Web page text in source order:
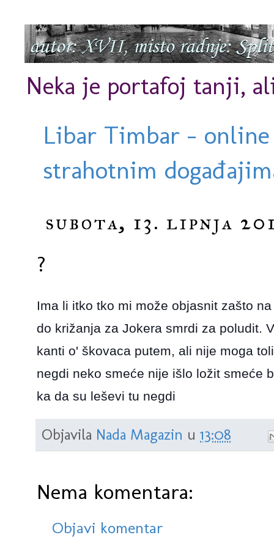
Neka je portafoj tanji,
Libar Timbar -
strahotnim
subota, 13. lipnja
?
Ima li itko tko mi može objasnit zašto
do križanja za Jokera smrdi za poludit.
kanti o' škovaca putem, ali nije moga
negdi neko smeće nije išlo ložit smeće
ka da su leševi tu negdi
Objavila Nada Magazin u 13:08
Nema komentara:
Objavi komentar